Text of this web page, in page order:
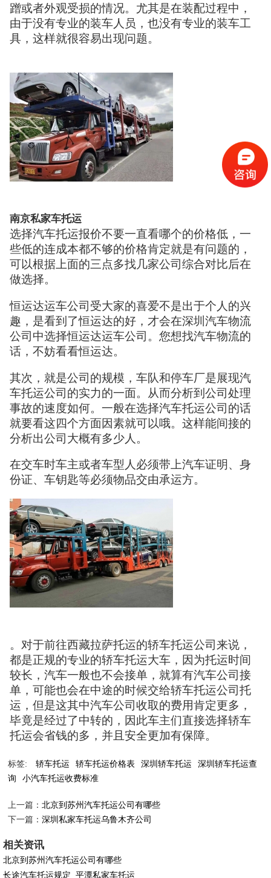
蹭或者外观受损的情况。尤其是在装配过程中，
由于没有专业的装车人员，也没有专业的装车工
具，这样就很容易出现问题。
南京私家车托运
选择汽车托运报价不要一直看哪个的价格低，一
些低的连成本都不够的价格肯定就是有问题的，
可以根据上面的三点多找几家公司综合对比后在
做选择。
恒运达运车公司受大家的喜爱不是出于个人的兴
趣，是看到了恒运达的好，才会在深圳汽车物流
公司中选择恒运达运车公司。您想找汽车物流的
话，不妨看看恒运达。
其次，就是公司的规模，车队和停车厂是展现汽
车托运公司的实力的一面。从而分析到公司处理
事故的速度如何。一般在选择汽车托运公司的话
就要看这四个方面因素就可以哦。这样能间接的
分析出公司大概有多少人。
在交车时车主或者车型人必须带上汽车证明、身
份证、车钥匙等必须物品交由承运方。
。对于前往西藏拉萨托运的轿车托运公司来说，
都是正规的专业的轿车托运大车，因为托运时间
较长，汽车一般也不会接单，就算有汽车公司接
单，可能也会在中途的时候交给轿车托运公司托
运，但是这其中汽车公司收取的费用肯定更多，
毕竟是经过了中转的，因此车主们直接选择轿车
托运会省钱的多，并且安全更加有保障。
标签: 轿车托运 轿车托运价格表 深圳轿车托运
深圳轿车托运查
询
小汽车托运收费标准
上一篇：北京到苏州汽车托运公司有哪些
下一篇：深圳私家车托运乌鲁木齐公司
相关资讯
北京到苏州汽车托运公司有哪些
长途汽车托运规定_平潭私家车托运